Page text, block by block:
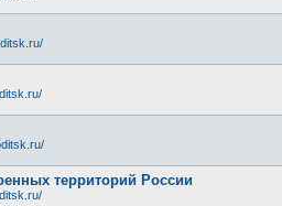
территорий России